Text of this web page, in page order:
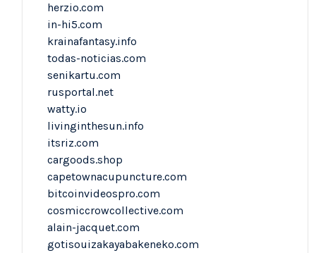
herzio.com
in-hi5.com
krainafantasy.info
todas-noticias.com
senikartu.com
rusportal.net
watty.io
livinginthesun.info
itsriz.com
cargoods.shop
capetownacupuncture.com
bitcoinvideospro.com
cosmiccrowcollective.com
alain-jacquet.com
gotisouizakayabakeneko.com